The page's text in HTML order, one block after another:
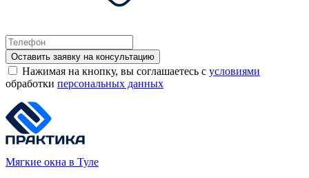
Оставить заявку на консультацию
Нажимая на кнопку, вы соглашаетесь с условиями
обработки персональных данных
Мягкие окна в Туле